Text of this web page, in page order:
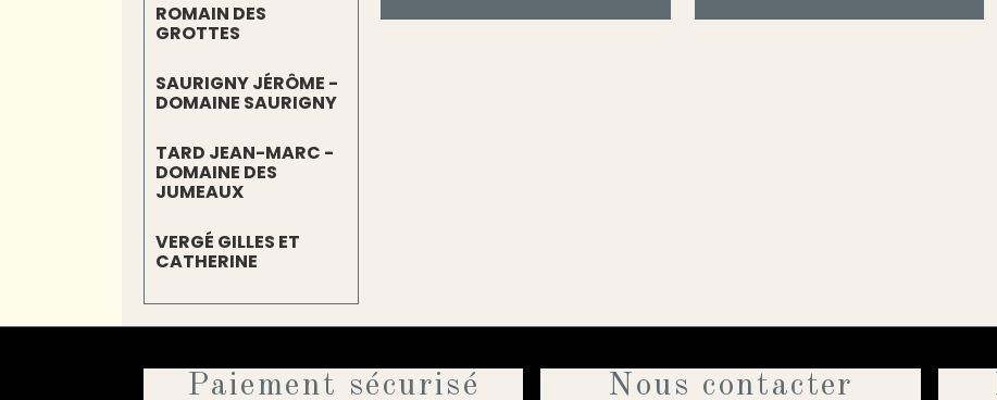
ROMAIN DES
GROTTES
SAURIGNY JÉRÔME -
DOMAINE SAURIGNY
TARD JEAN-MARC -
DOMAINE DES
JUMEAUX
VERGÉ GILLES ET
CATHERINE
Paiement sécurisé Nous contacter